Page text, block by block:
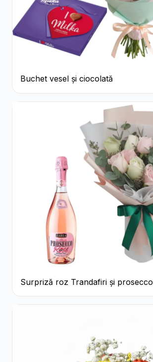
Buchet vesel și ciocolată
Surpriză roz Trandafiri și prosecco